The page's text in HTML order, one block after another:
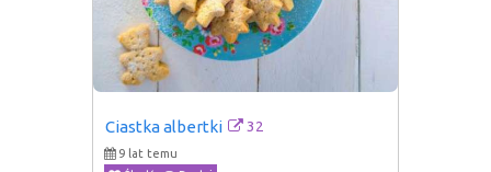
Ciastka albertki 32
9 lat temu